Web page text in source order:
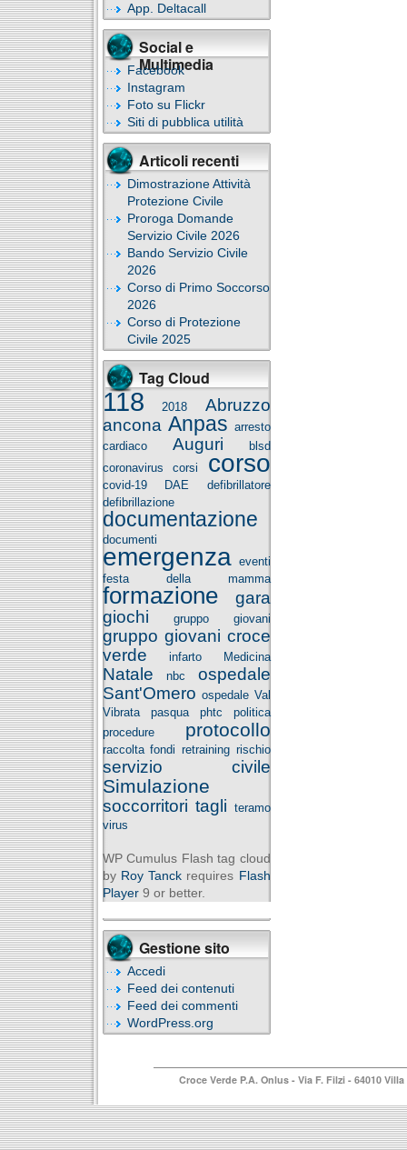
App. Deltacall
Social e
Multimedia
Facebook
Instagram
Foto su Flickr
Siti di pubblica utilità
Articoli recenti
Dimostrazione Attività
Protezione Civile
Proroga Domande
Servizio Civile 2026
Bando Servizio Civile
2026
Corso di Primo Soccorso
2026
Corso di Protezione
Civile 2025
Tag Cloud
118 2018
Abruzzo
ancona Anpas arresto
cardiaco
Auguri
blsd
coronavirus
corsi corso
covid-19 DAE
defibrillatore
defibrillazione
documentazione
documenti
emergenza eventi
festa della mamma
formazione
gara
giochi
gruppo giovani
gruppo giovani croce
verde
infarto Medicina
Natale nbc
ospedale
Sant'Omero ospedale Val
Vibrata
pasqua phtc
politica
procedure
protocollo
raccolta fondi retraining rischio
servizio civile
Simulazione
soccorritori tagli teramo
virus
WP Cumulus Flash tag cloud
by Roy Tanck requires Flash
Player9 or better.
Gestione sito
Accedi
Feed dei contenuti
Feed dei commenti
WordPress.org
Croce Verde P.A. Onlus - Via F. Filzi - 64010